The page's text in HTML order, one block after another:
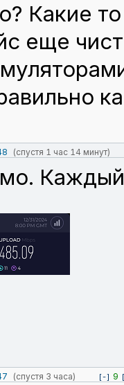
Какие
еще
(спустя 1 час 14 минут)
Каждый
(спустя 3 часа) [-] 9